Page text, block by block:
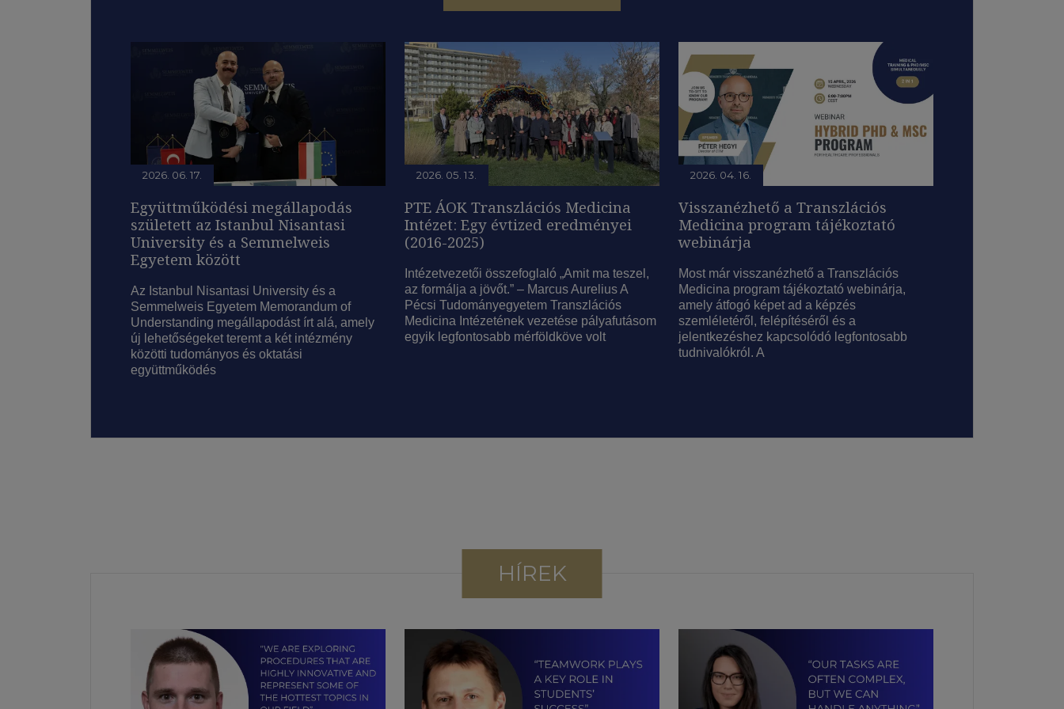
2026. 06. 17.
Együttműködési megállapodás
született az Istanbul Nisantasi
University és a Semmelweis
Egyetem között
Az Istanbul Nisantasi University és a
Semmelweis Egyetem Memorandum of
Understanding megállapodást írt alá, amely
új lehetőségeket teremt a két intézmény
közötti tudományos és oktatási
együttműködés
2026. 05. 13.
PTE ÁOK Transzlációs Medicina
Intézet: Egy évtized eredményei
(2016-2025)
Intézetvezetői összefoglaló „Amit ma teszel,
az formálja a jövőt.” – Marcus Aurelius A
Pécsi Tudományegyetem Transzlációs
Medicina Intézetének vezetése pályafutásom
egyik legfontosabb mérföldköve volt
2026. 04. 16.
Visszanézhető a Transzlációs
Medicina program tájékoztató
webinárja
Most már visszanézhető a Transzlációs
Medicina program tájékoztató webinárja,
amely átfogó képet ad a képzés
szemléletéről, felépítéséről és a
jelentkezéshez kapcsolódó legfontosabb
tudnivalókról. A
HÍREK